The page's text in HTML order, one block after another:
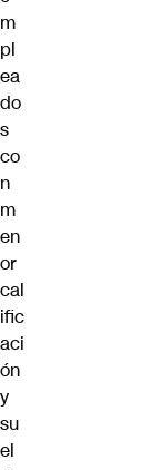
m
pl
ea
do
s
co
n
m
en
or
cal
ific
aci
ón
y
su
el